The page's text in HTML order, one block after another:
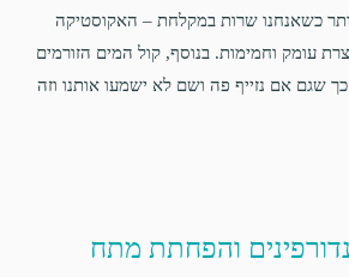
כשאנחנו שרות במקלחת – האקוסטיקה
עומק וחמימות. בנוסף, קול המים הזורמים
שגם אם נזייף פה ושם לא ישמעו אותנו וזה
והפחתת מתח